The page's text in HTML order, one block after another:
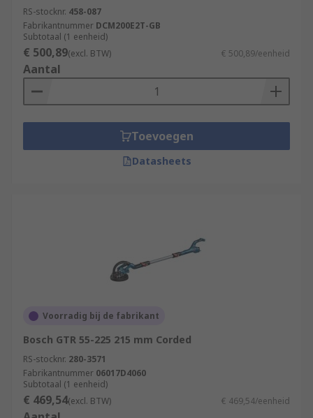
RS-stocknr. 458-087
Fabrikantnummer DCM200E2T-GB
Subtotaal (1 eenheid)
€ 500,89(excl. BTW) € 500,89/eenheid
Aantal
Toevoegen
Datasheets
Voorradig bij de fabrikant
Bosch GTR 55-225 215 mm Corded
RS-stocknr. 280-3571
Fabrikantnummer 06017D4060
Subtotaal (1 eenheid)
€ 469,54(excl. BTW) € 469,54/eenheid